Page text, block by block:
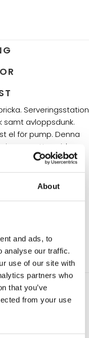
About
and ads, to
analyse our traffic.
use of our site with
partners who
that you’ve
from your use
Serveringsstation
samt avloppsdunk.
el för pump. Denna
av vatten vid